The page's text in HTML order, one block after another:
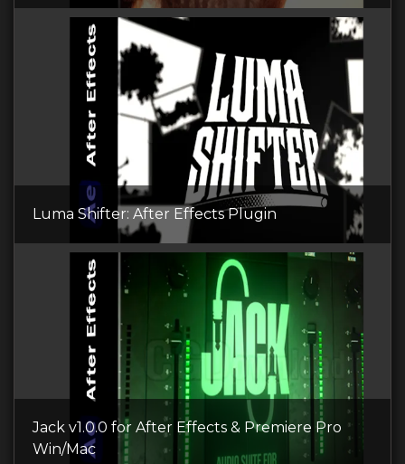
Luma Shifter: After Effects Plugin
Jack v1.0.0 for After Effects & Premiere Pro
Win/Mac